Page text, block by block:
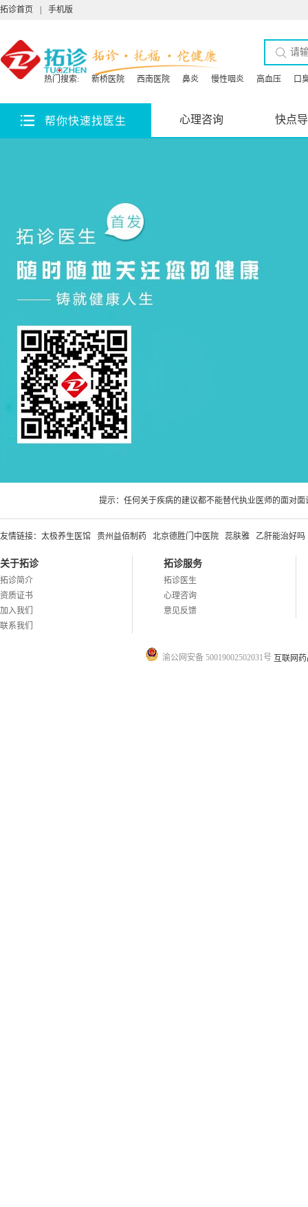
拓诊首页 手机版
热门搜索: 新桥医院 西南医院 鼻炎 慢性咽炎 高血压 口
帮你快速找医生 心理咨询 快点
提示：任何关于疾病的建议都不能替代执业医师的面对
友情链接： 太极养生医馆 贵州益佰制药 北京德胜门中医院 蕊肤雅 乙肝能治好吗
关于拓诊
拓诊简介
资质证书
加入我们
联系我们
拓诊服务
拓诊医生
心理咨询
意见反馈
渝公网安备 50019002502031号 互联网